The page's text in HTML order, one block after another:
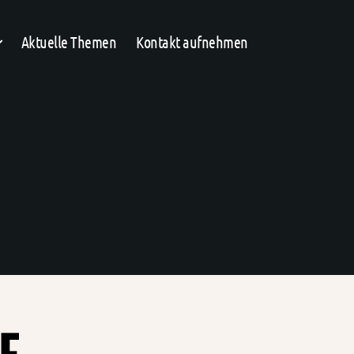
Aktuelle Themen Kontakt aufnehmen